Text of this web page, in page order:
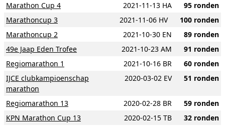
Marathon Cup 4
2021-11-13 HA 95 ronden
Marathoncup 3
2021-11-06 HV 100 ronden
Marathoncup 2
2021-10-30 EN 89 ronden
49e Jaap Eden Trofee
2021-10-23 AM 91 ronden
Regiomarathon 1
2021-10-16 BR 60 ronden
IJCE clubkampioenschap
marathon
2020-03-02 EV 51 ronden
Regiomarathon 13 2020-02-28 BR 59 ronden
KPN Marathon Cup 13
2020-02-15 TB 32 ronden